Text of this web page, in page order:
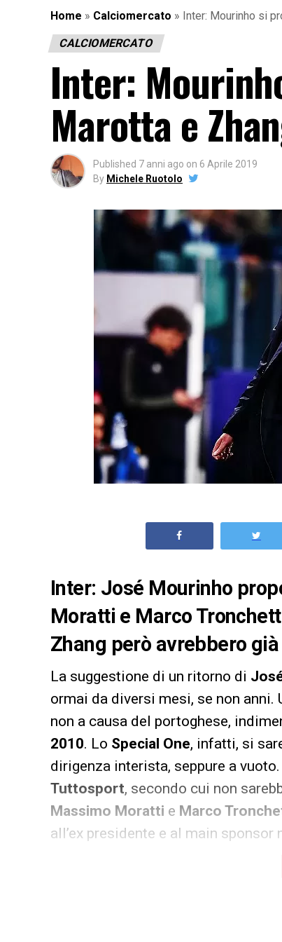
Home » Calciomercato » Inter: Mourinho si
CALCIOMERCATO
Inter:
Marotta e
Published 7 anni ago on 6 Aprile 2019
By Michele Ruotolo
Inter: José Mourinho
Moratti e Marco
Zhang però avrebbero
La suggestione di un ritorno di
ormai da diversi mesi, se non
non a causa del portoghese,
2010. Lo Special One, infatti, si
dirigenza interista, seppure a
Tuttosport, secondo cui non
Massimo Moratti e Marco
all’ex presidente e al main
sondare la disponibilità dell’Inter